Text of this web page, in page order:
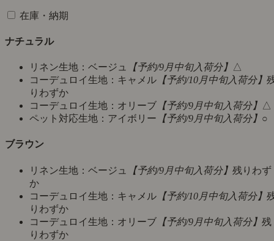
在庫・納期
ナチュラル
リネン生地：ベージュ 【予約/9月中旬入荷分】 △
コーデュロイ生地：キャメル 【予約/10月中旬入荷分】
りわずか
コーデュロイ生地：オリーブ 【予約/9月中旬入荷分】 △
ペット対応生地：アイボリー 【予約/9月中旬入荷分】 ○
ブラウン
リネン生地：ベージュ 【予約/9月中旬入荷分】 残りわず
か
コーデュロイ生地：キャメル 【予約/10月中旬入荷分】
りわずか
コーデュロイ生地：オリーブ 【予約/9月中旬入荷分】 残
りわずか